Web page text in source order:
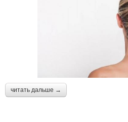
читать дальше →